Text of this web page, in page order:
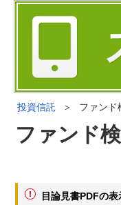
投資信託 ＞ ファンド
ファンド
目論見書PDFの